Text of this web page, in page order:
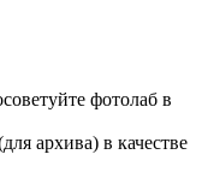
фотолаб в
архива) в качестве